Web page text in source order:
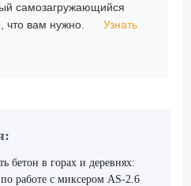
самозагружающийся
что вам нужно.
Узнать
бетон в горах и деревнях:
по работе с миксером AS-2.6